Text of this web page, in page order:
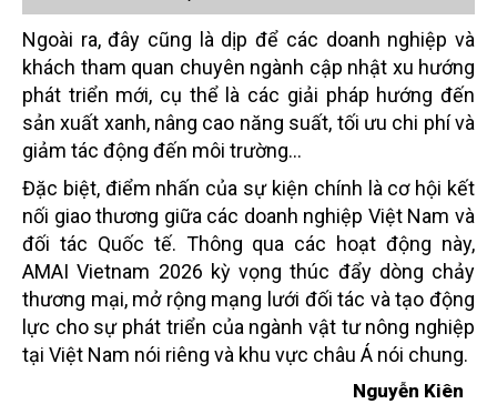
Ngoài ra, đây cũng là dịp để các doanh nghiệp và
khách tham quan chuyên ngành cập nhật xu hướng
phát triển mới, cụ thể là các giải pháp hướng đến
sản xuất xanh, nâng cao năng suất, tối ưu chi phí và
giảm tác động đến môi trường…
Đặc biệt, điểm nhấn của sự kiện chính là cơ hội kết
nối giao thương giữa các doanh nghiệp Việt Nam và
đối tác Quốc tế. Thông qua các hoạt động này,
AMAI Vietnam 2026 kỳ vọng thúc đẩy dòng chảy
thương mại, mở rộng mạng lưới đối tác và tạo động
lực cho sự phát triển của ngành vật tư nông nghiệp
tại Việt Nam nói riêng và khu vực châu Á nói chung.
Nguyễn Kiên